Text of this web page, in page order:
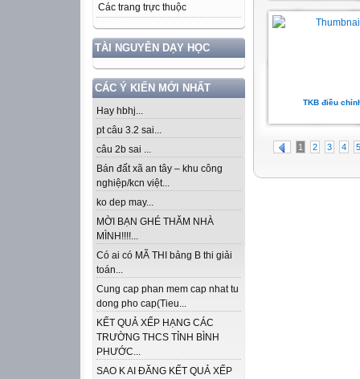
Các trang trực thuộc
TÀI NGUYÊN DẠY HỌC
CÁC Ý KIẾN MỚI NHẤT
Hay hbhj...
pt câu 3.2 sai...
câu 2b sai ...
Bán đất xã an tây – khu công
nghiệp/kcn việt...
ko dep may...
MỜI BẠN GHÉ THĂM NHÀ
MÌNH!!!!...
Có ai có MÃ THI bảng B thi giải
toán...
Cung cap phan mem cap nhat tu
dong pho cap(Tieu...
KẾT QUẢ XẾP HẠNG CÁC
TRƯỜNG THCS TỈNH BÌNH
PHƯỚC...
SAO K AI ĐĂNG KẾT QUẢ XẾP
TKB điều
1 2 3 4 5